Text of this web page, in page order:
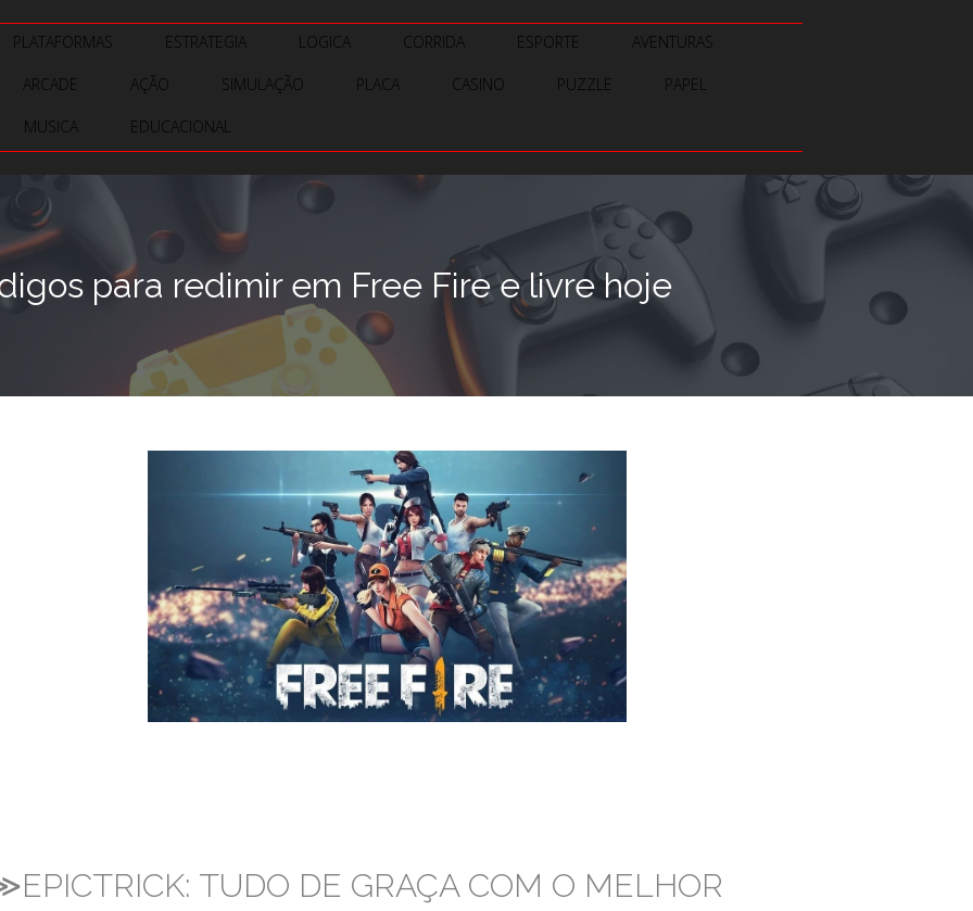
PLATAFORMAS ESTRATEGIA LOGICA CORRIDA ESPORTE AVENTURAS
ARCADE AÇÃO SIMULAÇÃO PLACA CASINO PUZZLE PAPEL
MUSICA EDUCACIONAL
para redimir em Free Fire e livre hoje
TUDO DE GRAÇA COM O MELHOR